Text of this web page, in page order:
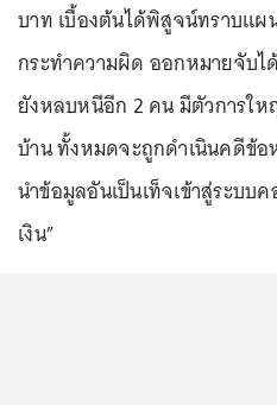
บาท เบื้องต้นได้พิสูจน์ทราบแผ
กระทำความผิด ออกหมายจับ
ยังหลบหนีอีก 2 คน มีตัวการใ
บ้าน ทั้งหมดจะถูกดำเนินคดีข้อ
นำข้อมูลอันเป็นเท็จเข้าสู่ระบบ
เงิน”